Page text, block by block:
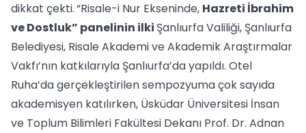
dikkat çekti.“Risale-i Nur Ekseninde, Hazreti İbrahim
ve Dostluk” panelinin ilki Şanlıurfa Valiliği, Şanlıurfa
Belediyesi, Risale Akademi ve Akademik Araştırmalar
Vakfı’nın katkılarıyla Şanlıurfa’da yapıldı. Otel
Ruha’da gerçekleştirilen sempozyuma çok sayıda
akademisyen katılırken, Üsküdar Üniversitesi İnsan
ve Toplum Bilimleri Fakültesi Dekanı Prof. Dr. Adnan